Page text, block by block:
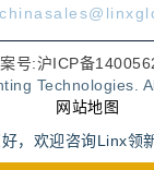
号:沪ICP备
Technologies.
网站地图